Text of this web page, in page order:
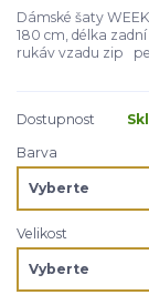
Dámské šaty
180 cm, délka
rukáv vzadu zip
Dostupnost
Barva
Velikost